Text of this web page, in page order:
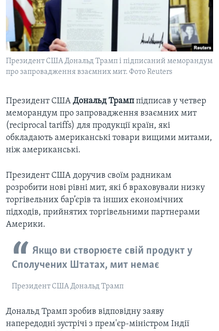
СУСПІЛЬСТВО
ЕКОНОМІКА
ІСТОРІЇ УСПІХУ УКРАЇНЦІВ
ТЕЛЕПРОГРАМИ
ЧАС-TIME
СТУДІЯ ВАШИНГТОН
ПРАЙМ-ТАЙМ
ПОГЛЯД З ВАШИНГТОНА
ENGLISH
Learning English
Мови
Президент США Дональд Трамп і підписаний меморандум
про запровадження взаємних мит. Фото Reuters
Президент США Дональд Трамппідписав у четвер
меморандум про запровадження взаємних мит
(reciprocal tariffs) для продукції країн, які
обкладають американські товари вищими митами,
ніж американські.
Президент США доручив своїм радникам
розробити нові рівні мит, які б враховували низку
торгівельних бар’єрів та інших економічних
підходів, прийнятих торгівельними партнерами
Америки.
Якщо ви створюєте свій продукт у
Сполучених Штатах, мит немає
Президент США Дональд Трамп
Дональд Трамп зробив відповідну заяву
напередодні зустрічі з прем'єр-міністром Індії